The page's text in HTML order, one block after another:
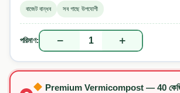
বাজেট বান্ধব সব গাছে উপযোগী
পরিমাণ: − 1 +
Premium Vermicompost — 40